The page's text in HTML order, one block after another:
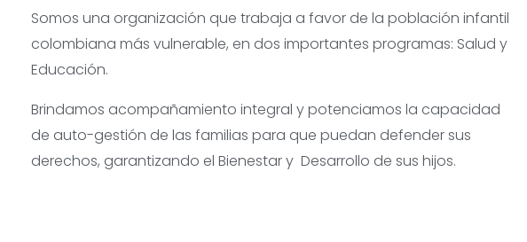
Somos una organización que trabaja a favor de la población infantil
colombiana más vulnerable, en dos importantes programas: Salud y
Educación.
Brindamos acompañamiento integral y potenciamos la capacidad
de auto-gestión de las familias para que puedan defender sus
derechos, garantizando el Bienestar y Desarrollo de sus hijos.